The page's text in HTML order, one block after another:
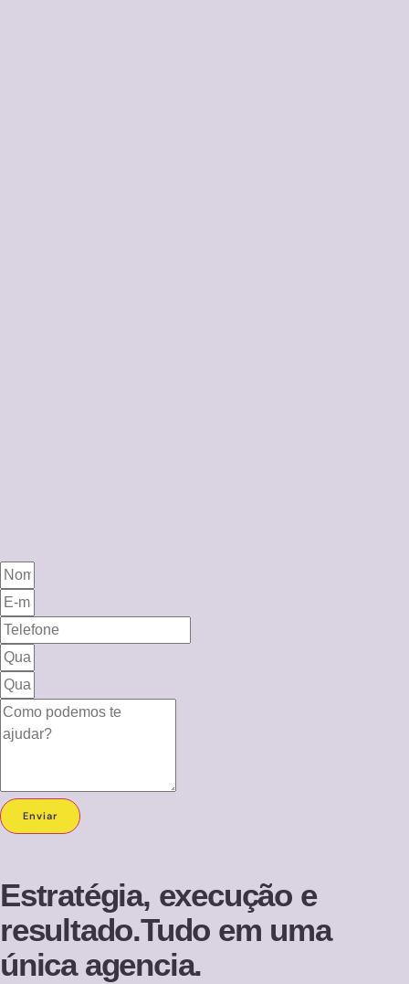
Enviar
Estratégia, execução e
resultado.Tudo em uma
única agencia.